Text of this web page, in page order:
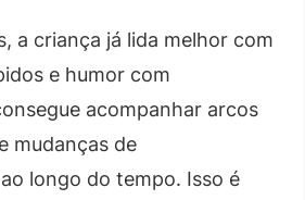
a criança já lida melhor com
e humor com
acompanhar arcos
mudanças de
longo do tempo. Isso é